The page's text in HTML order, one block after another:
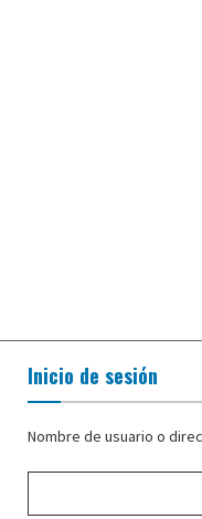
Inicio de sesión
Nombre de usuario o